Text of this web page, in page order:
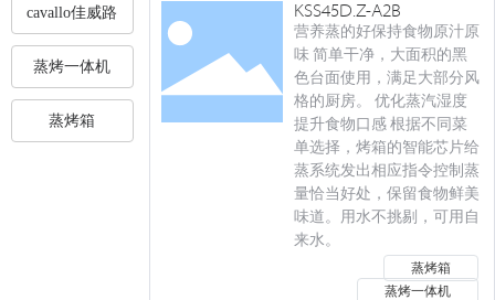
cavallo佳威路
蒸烤一体机
蒸烤箱
KSS45D.Z-A2B
营养蒸的好保持食物原汁原
味 简单干净，大面积的黑
色台面使用，满足大部分风
格的厨房。 优化蒸汽湿度
提升食物口感 根据不同菜
单选择，烤箱的智能芯片给
蒸系统发出相应指令控制蒸
量恰当好处，保留食物鲜美
味道。用水不挑剔，可用自
来水。
蒸烤箱
蒸烤一体机